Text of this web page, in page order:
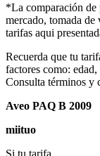
*La comparación de
mercado, tomada
tarifas aqui
Recuerda que tu
factores como:
Consulta términos y
Aveo PAQ B 2009
miituo
Si tu tarifa